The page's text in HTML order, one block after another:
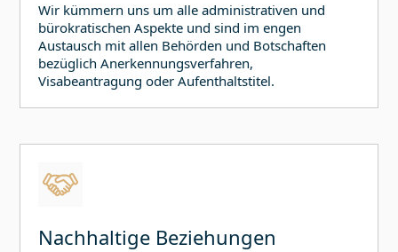
Wir kümmern uns um alle administrativen und
bürokratischen Aspekte und sind im engen
Austausch mit allen Behörden und Botschaften
bezüglich Anerkennungsverfahren,
Visabeantragung oder Aufenthaltstitel.
Nachhaltige Beziehungen